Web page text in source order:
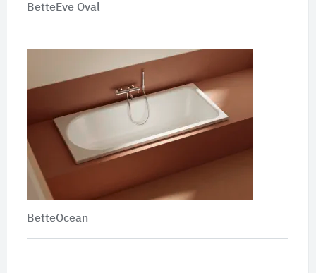
BetteEve Oval
BetteOcean